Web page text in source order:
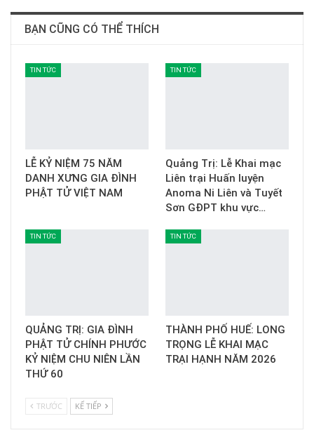
BẠN CŨNG CÓ THỂ THÍCH
TIN TỨC
LỄ KỶ NIỆM 75 NĂM
DANH XƯNG GIA ĐÌNH
PHẬT TỬ VIỆT NAM
TIN TỨC
Quảng Trị: Lễ Khai mạc
Liên trại Huấn luyện
Anoma Ni Liên và Tuyết
Sơn GĐPT khu vực…
TIN TỨC
QUẢNG TRỊ: GIA ĐÌNH
PHẬT TỬ CHÍNH PHƯỚC
KỶ NIỆM CHU NIÊN LẦN
THỨ 60
TIN TỨC
THÀNH PHỐ HUẾ: LONG
TRỌNG LỄ KHAI MẠC
TRẠI HẠNH NĂM 2026
TRƯỚC KẾ TIẾP